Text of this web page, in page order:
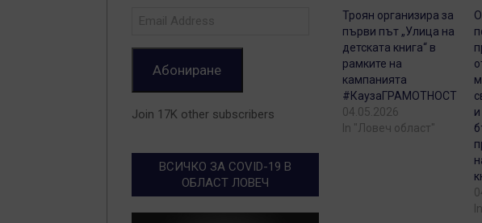
Троян организира за
първи път „Улица на
детската книга“ в
рамките на
кампанията
#КаузаГРАМОТНОСТ
04.05.2026
In "Ловеч област"
Абониране
Join 17K other subscribers
ВСИЧКО ЗА COVID-19 В
ОБЛАСТ ЛОВЕЧ